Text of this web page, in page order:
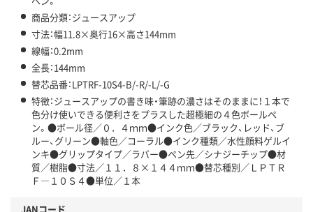
商品分類：ジュースアップ
寸法：幅11.8×奥行16×高さ144mm
線幅：0.2mm
全長：144mm
替芯品番：LPTRF-10S4-B/-R/-L/-G
特徴：ジュースアップの書き味・筆跡の濃さはそのままに！１本で
色分け使いできる便利さをプラスした超極細の４色ボールペ
ン。●ボール径／０．４ｍｍ●インク色／ブラック、レッド、ブ
ルー、グリーン●軸色／コーラル●インク種類／水性顔料ゲルイ
ンキ●グリップタイプ／ラバー●ペン先／シナジーチップ●材
質／樹脂●寸法／１１．８×１４４ｍｍ●替芯種別／ＬＰＴＲ
Ｆ―１０Ｓ４●単位／１本
JANコード